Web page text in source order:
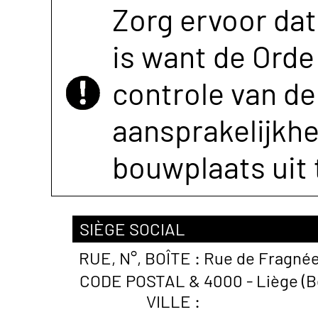
Zorg ervoor
is want de
controle van
bouwplaats uit
SIÈGE SOCIAL
RUE, N°, BOÎTE : Rue de
CODE POSTAL &
VILLE :
4000 - Liège